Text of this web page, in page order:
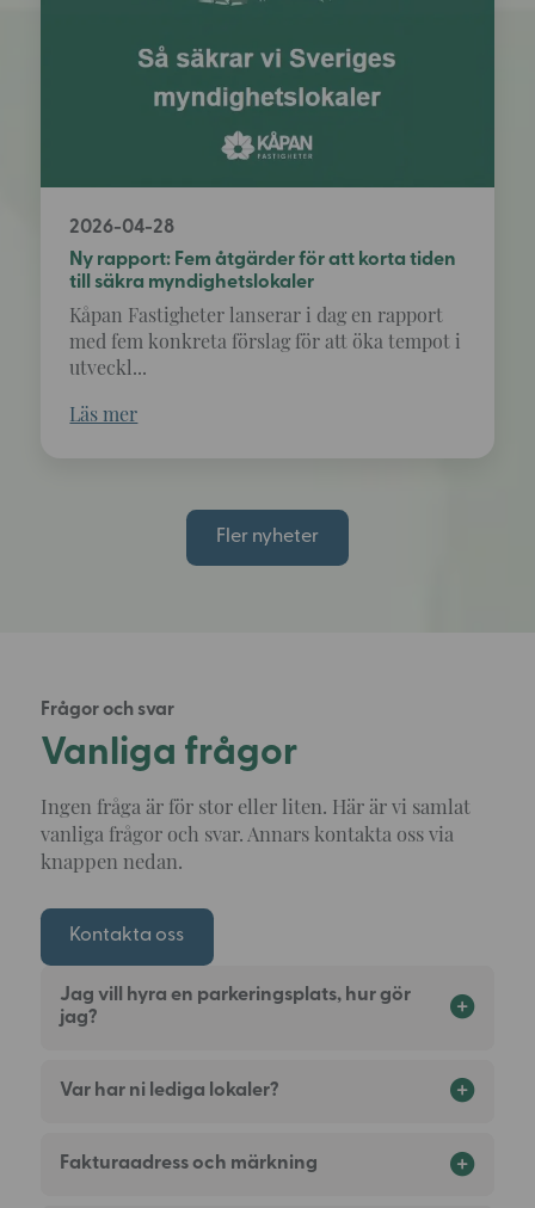
2026-04-28
Ny rapport: Fem åtgärder för att korta tiden
till säkra myndighetslokaler
Kåpan Fastigheter lanserar i dag en rapport
med fem konkreta förslag för att öka tempot i
utveckl...
Läs mer
Fler nyheter
Frågor och svar
Vanliga frågor
Ingen fråga är för stor eller liten. Här är vi samlat
vanliga frågor och svar. Annars kontakta oss via
knappen nedan.
Kontakta oss
Jag vill hyra en parkeringsplats, hur gör
jag?
Var har ni lediga lokaler?
Fakturaadress och märkning